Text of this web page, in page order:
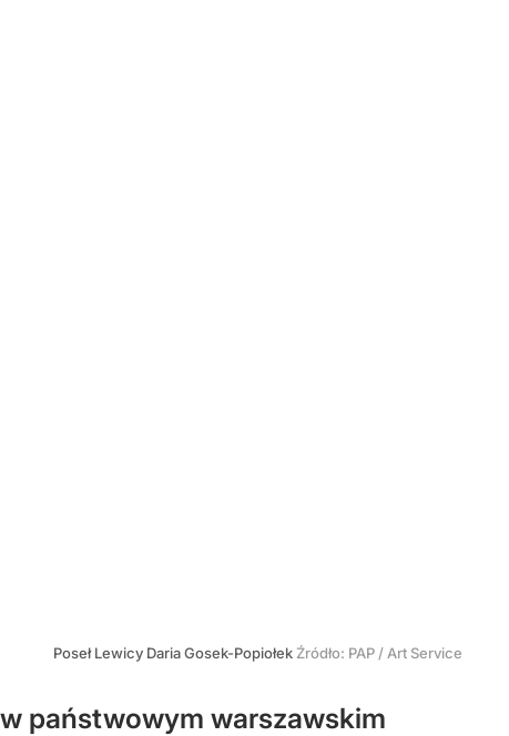
Poseł Lewicy Daria Gosek-Popiołek Źródło: PAP / Art Service
państwowym warszawskim